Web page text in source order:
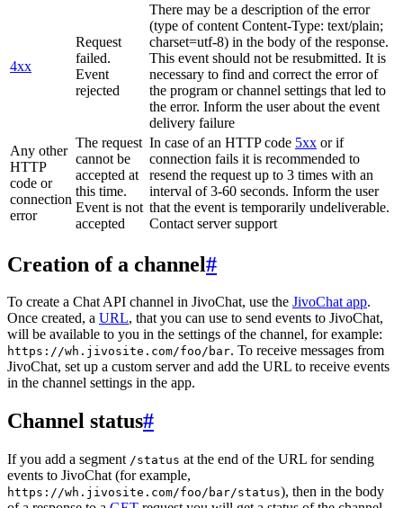
4xx
Request
failed.
Event
rejected
There may be a description of the error
(type of content Content-Type: text/plain;
charset=utf-8) in the body of the response.
This event should not be resubmitted. It is
necessary to find and correct the error of
the program or channel settings that led to
the error. Inform the user about the event
delivery failure
Any other
HTTP
code or
connection
error
The request
cannot be
accepted at
this time.
Event is not
accepted
In case of an HTTP code 5xx or if
connection fails it is recommended to
resend the request up to 3 times with an
interval of 3-60 seconds. Inform the user
that the event is temporarily undeliverable.
Contact server support
Creation of a channel#
To create a Chat API channel in JivoChat, use the JivoChat app.
Once created, a URL, that you can use to send events to JivoChat,
will be available to you in the settings of the channel, for example:
https://wh.jivosite.com/foo/bar. To receive messages from
JivoChat, set up a custom server and add the URL to receive events
in the channel settings in the app.
Channel status#
If you add a segment /status at the end of the URL for sending
events to JivoChat (for example,
https://wh.jivosite.com/foo/bar/status), then in the body